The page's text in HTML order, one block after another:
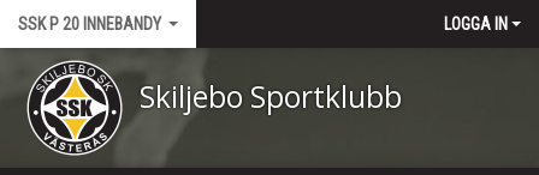
SSK P 20 INNEBANDY LOGGA IN
Skiljebo Sportklubb